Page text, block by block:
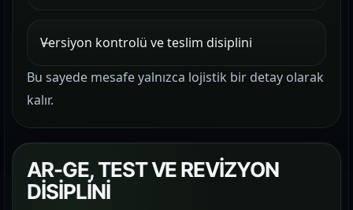
Versiyon kontrolü ve teslim disiplini
Bu sayede mesafe yalnızca lojistik bir detay olarak
kalır.
AR-GE, TEST VE REVİZYON
DİSİPLİNİ